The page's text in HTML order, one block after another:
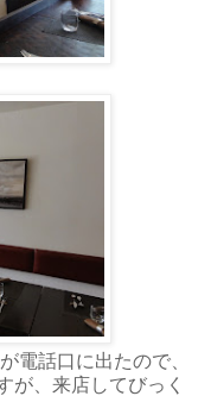
電話口に出たので、
が、来店してびっく